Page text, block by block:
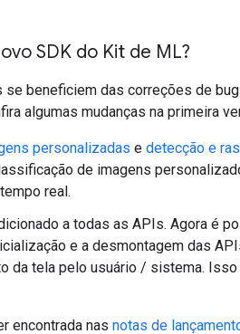
SDK do Kit de ML?
se beneficiem das correções de
algumas mudanças na primeira
personalizadas e detecção e
de imagens
real.
a todas as APIs. Agora é
e a desmontagem das
da tela pelo usuário / sistema.
encontrada nas notas de